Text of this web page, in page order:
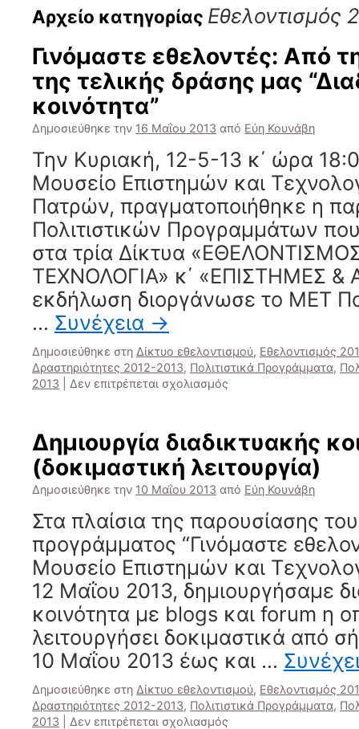
Αρχείο κατηγορίας Εθελοντισμός
Γινόμαστε εθελοντές: Από
της τελικής δράσης μας
κοινότητα”
Δημοσιεύθηκε την 16 Μαΐου 2013 από Εύη Κουνάβη
Την Κυριακή, 12-5-13 κ΄ ώρα
Μουσείο Επιστημών και
Πατρών, πραγματοποιήθηκε η
Πολιτιστικών Προγραμμάτων
στα τρία Δίκτυα
ΤΕΧΝΟΛΟΓΙΑ» κ΄ «ΕΠΙΣΤΗΜΕΣ
εκδήλωση διοργάνωσε το ΜΕΤ
… Συνέχεια →
Δημοσιεύθηκε στη Δίκτυο εθελοντισμού, Εθελοντισμός
Δραστηριότητες 2012-2013, Πολιτιστικά Προγράμματα,
2013
Δεν επιτρέπεται σχολιασμός
την
παρουσίαση
της
τελικής
δράσης
μας
“Διαδικτυακή
κοινότητα”
Δημιουργία διαδικτυακής
(δοκιμαστική λειτουργία)
Δημοσιεύθηκε την 10 Μαΐου 2013 από Εύη Κουνάβη
Στα πλαίσια της παρουσίασης του
προγράμματος “Γινόμαστε
Μουσείο Επιστημών και
12 Μαΐου 2013, δημιουργήσαμε
κοινότητα με blogs και forum η
λειτουργήσει δοκιμαστικά από
10 Μαΐου 2013 έως και …
Δημοσιεύθηκε στη Δίκτυο εθελοντισμού, Εθελοντισμός
Δραστηριότητες 2012-2013, Πολιτιστικά Προγράμματα,
2013
Δεν επιτρέπεται σχολιασμός